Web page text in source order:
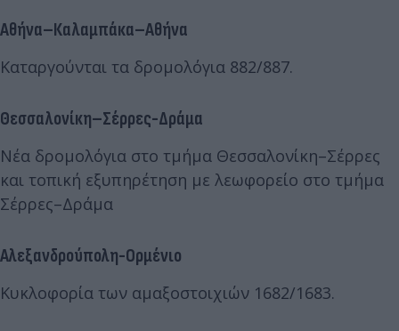
Αθήνα–Καλαμπάκα–Αθήνα
Καταργούνται τα δρομολόγια 882/887.
Θεσσαλονίκη–Σέρρες-Δράμα
Νέα δρομολόγια στο τμήμα Θεσσαλονίκη–Σέρρες
και τοπική εξυπηρέτηση με λεωφορείο στο τμήμα
Σέρρες–Δράμα
Αλεξανδρούπολη-Ορμένιο
Κυκλοφορία των αμαξοστοιχιών 1682/1683.